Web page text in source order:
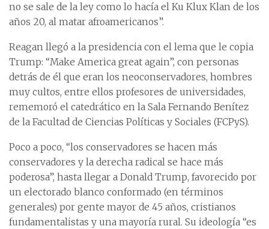
no se sale de la ley como lo hacía el Ku Klux Klan de los
años 20, al matar afroamericanos”.
Reagan llegó a la presidencia con el lema que le copia
Trump: “Make America great again”, con personas
detrás de él que eran los neoconservadores, hombres
muy cultos, entre ellos profesores de universidades,
rememoró el catedrático en la Sala Fernando Benítez
de la Facultad de Ciencias Políticas y Sociales (FCPyS).
Poco a poco, “los conservadores se hacen más
conservadores y la derecha radical se hace más
poderosa”, hasta llegar a Donald Trump, favorecido por
un electorado blanco conformado (en términos
generales) por gente mayor de 45 años, cristianos
fundamentalistas y una mayoría rural. Su ideología “es